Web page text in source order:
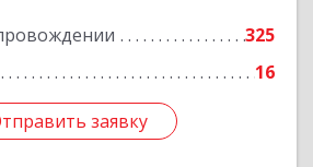
325
16
заявку
заявку